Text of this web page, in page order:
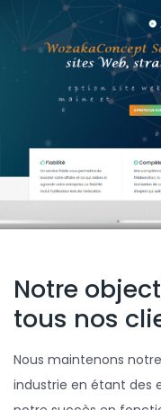
Notre
tous nos
Nous maintenons
industrie en étant des